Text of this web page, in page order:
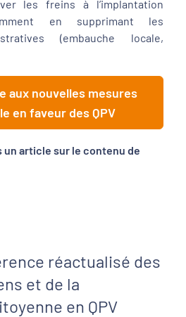
les freins à l’implantation
en supprimant les
(embauche locale,
aux nouvelles mesures
en faveur des QPV
article sur le contenu de
réactualisé des
et de la
en QPV